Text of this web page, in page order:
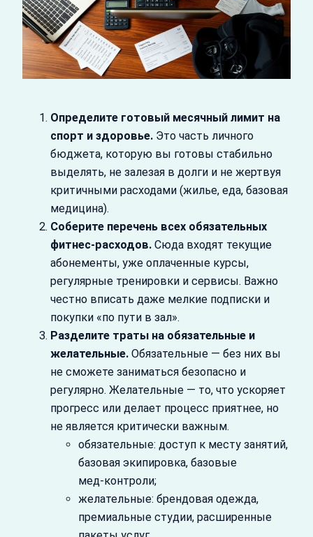
Определите готовый месячный лимит на
спорт и здоровье. Это часть личного
бюджета, которую вы готовы стабильно
выделять, не залезая в долги и не жертвуя
критичными расходами (жилье, еда, базовая
медицина).
Соберите перечень всех обязательных
фитнес‑расходов. Сюда входят текущие
абонементы, уже оплаченные курсы,
регулярные тренировки и сервисы. Важно
честно вписать даже мелкие подписки и
покупки «по пути в зал».
Разделите траты на обязательные и
желательные. Обязательные — без них вы
не сможете заниматься безопасно и
регулярно. Желательные — то, что ускоряет
прогресс или делает процесс приятнее, но
не является критически важным.
обязательные: доступ к месту занятий,
базовая экипировка, базовые
мед‑контроли;
желательные: брендовая одежда,
премиальные студии, расширенные